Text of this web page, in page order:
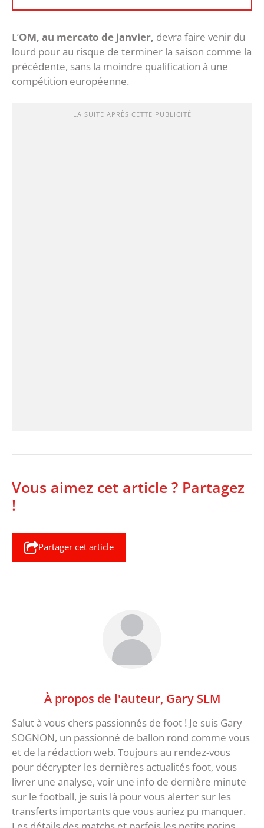
L’OM, au mercato de janvier, devra faire venir du
lourd pour au risque de terminer la saison comme la
précédente, sans la moindre qualification à une
compétition européenne.
LA SUITE APRÈS CETTE PUBLICITÉ
Vous aimez cet article ? Partagez
!
Partager cet article
À propos de l'auteur, Gary SLM
Salut à vous chers passionnés de foot ! Je suis Gary
SOGNON, un passionné de ballon rond comme vous
et de la rédaction web. Toujours au rendez-vous
pour décrypter les dernières actualités foot, vous
livrer une analyse, voir une info de dernière minute
sur le football, je suis là pour vous alerter sur les
transferts importants que vous auriez pu manquer.